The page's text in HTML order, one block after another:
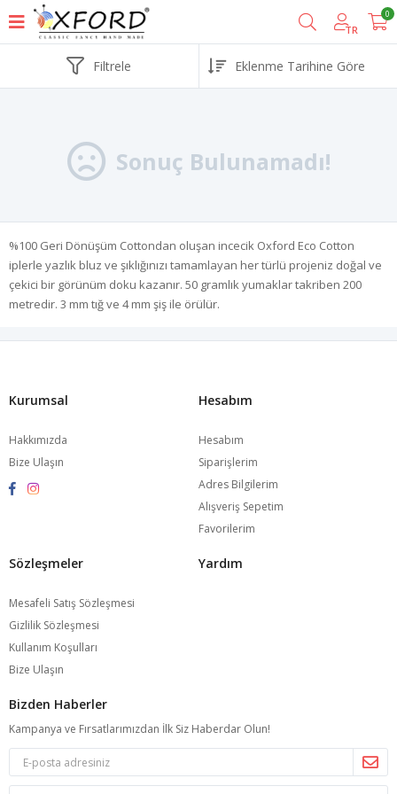
TR
0
Filtrele
Sonuç Bulunamadı!
%100 Geri Dönüşüm Cottondan oluşan incecik Oxford Eco Cotton
iplerle yazlık bluz ve şıklığınızı tamamlayan her türlü projeniz doğal ve
çekici bir görünüm doku kazanır. 50 gramlık yumaklar takriben 200
metredir. 3 mm tığ ve 4 mm şiş ile örülür.
Kurumsal
Hakkımızda
Bize Ulaşın
Hesabım
Hesabım
Siparişlerim
Adres Bilgilerim
Alışveriş Sepetim
Favorilerim
Sözleşmeler
Mesafeli Satış Sözleşmesi
Gizlilik Sözleşmesi
Kullanım Koşulları
Bize Ulaşın
Yardım
Bizden Haberler
Kampanya ve Fırsatlarımızdan İlk Siz Haberdar Olun!